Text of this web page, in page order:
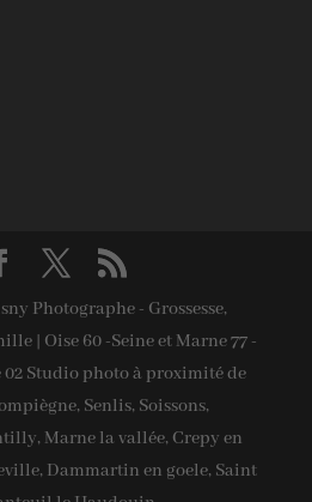
Photographe - Grossesse,
| Oise 60 -Seine et Marne 77 -
02 Studio photo à proximité de
Senlis, Soissons,
Marne la vallée, Crepy en
Dammartin en goele, Saint